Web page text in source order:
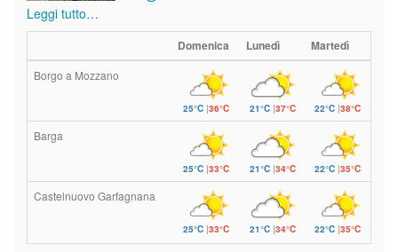
Leggi tutto…
Domenica Lunedì Martedì
Borgo a Mozzano
25°C|36°C 21°C|37°C 22°C |38°C
Barga
25°C|33°C 21°C|34°C 22°C |35°C
Castelnuovo Garfagnana
25°C|33°C 21°C|34°C 22°C |35°C